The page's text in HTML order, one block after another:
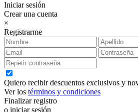
Iniciar sesión
Crear una cuenta
×
Registrarme
Quiero recibir descuentos exclusivos y
Ver los términos y condiciones
Finalizar registro
o iniciar sesión